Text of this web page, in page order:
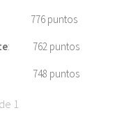
776 puntos
: 762 puntos
puntos
1